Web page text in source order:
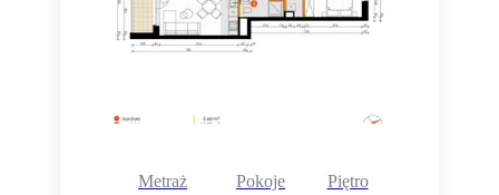
Metraż
Pokoje
Piętro